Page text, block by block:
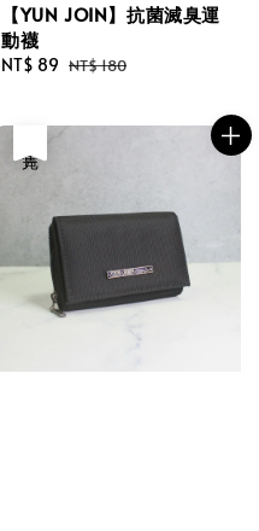
【YUN JOIN】抗菌滅臭運
動襪
Sale
NT$ 89 Regular
NT$ 180